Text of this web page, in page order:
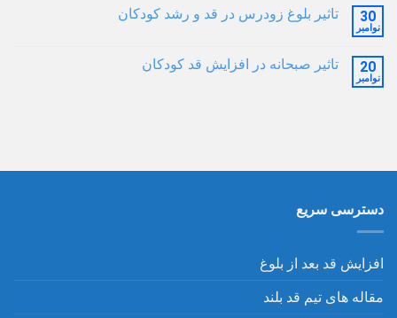
30
نوامبر
تاثیر بلوغ زودرس در قد و رشد کودکان
20
نوامبر
تاثیر صبحانه در افزایش قد کودکان
دسترسی سریع
افزایش قد بعد از بلوغ
مقاله های تیم قد بلند